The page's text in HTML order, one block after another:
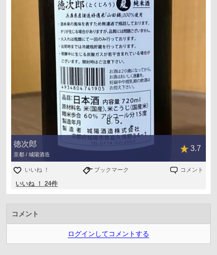
徳次郎
京都 / 城陽酒造
3.7
いいね ！ ブックマーク コメント
いいね ！ 24件
コメント
ログインしてコメントする